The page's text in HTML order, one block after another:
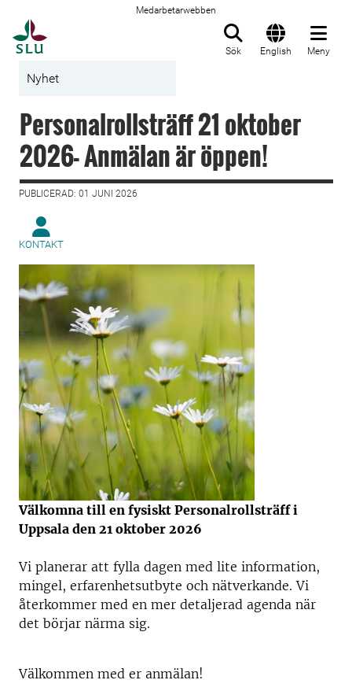
Medarbetarwebben
Sök English Meny
Nyhet
Personalrollsträff 21 oktober
2026- Anmälan är öppen!
PUBLICERAD: 01 JUNI 2026
KONTAKT
Välkomna till en fysiskt Personalrollsträff i
Uppsala den 21 oktober 2026
Vi planerar att fylla dagen med lite information,
mingel, erfarenhetsutbyte och nätverkande. Vi
återkommer med en mer detaljerad agenda när
det börjar närma sig.
Välkommen med er anmälan!